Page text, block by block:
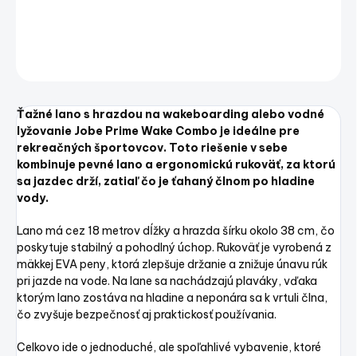
Ťažné lano s hrazdou na wakeboarding alebo vodné
lyžovanie Jobe Prime Wake Combo je ideálne pre
rekreačných športovcov. Toto riešenie v sebe
kombinuje pevné lano a ergonomickú rukoväť, za ktorú
sa jazdec drží, zatiaľ čo je ťahaný člnom po hladine
vody.
Lano má cez 18 metrov dĺžky a hrazda šírku okolo 38 cm, čo
poskytuje stabilný a pohodlný úchop. Rukoväť je vyrobená z
mäkkej EVA peny, ktorá zlepšuje držanie a znižuje únavu rúk
pri jazde na vode. Na lane sa nachádzajú plaváky, vďaka
ktorým lano zostáva na hladine a neponára sa k vrtuli člna,
čo zvyšuje bezpečnosť aj praktickosť používania.
Celkovo ide o jednoduché, ale spoľahlivé vybavenie, ktoré